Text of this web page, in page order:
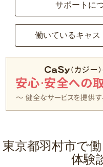
サポートに
働いているキャス
東京都羽村市で
体験